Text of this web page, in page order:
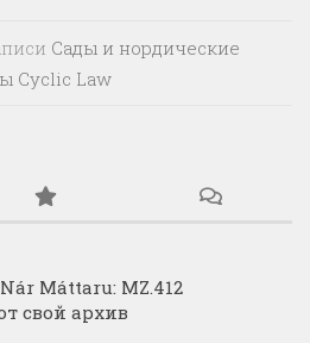
Сады и нордические
Cyclic Law
Máttaru: MZ.412
свой архив